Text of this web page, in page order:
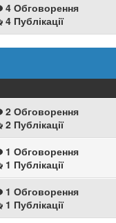
4 Обговорення
4 Публікації
2 Обговорення
2 Публікації
1 Обговорення
1 Публікації
1 Обговорення
1 Публікації